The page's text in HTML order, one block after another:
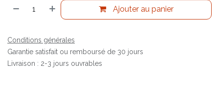
Ajouter au panier
Conditions générales
Garantie satisfait ou remboursé de 30 jours
Livraison : 2-3 jours ouvrables